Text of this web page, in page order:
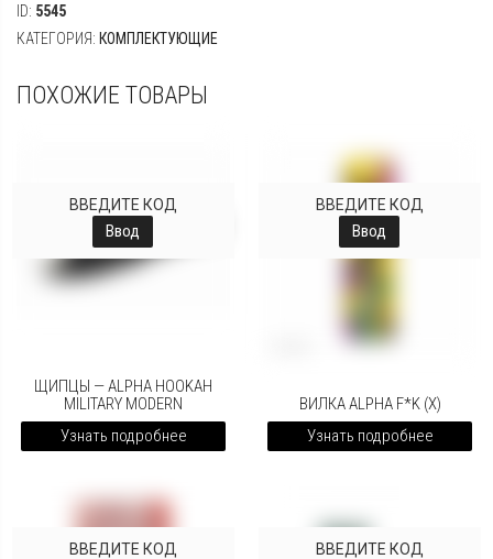
ID: 5545
КАТЕГОРИЯ: КОМПЛЕКТУЮЩИЕ
ПОХОЖИЕ ТОВАРЫ
ВВЕДИТЕ КОД
Ввод
ЩИПЦЫ — ALPHA HOOKAH
MILITARY MODERN
Узнать подробнее
ВВЕДИТЕ КОД
Ввод
ВИЛКА ALPHA F*K (X)
Узнать подробнее
ВВЕДИТЕ КОД ВВЕДИТЕ КОД